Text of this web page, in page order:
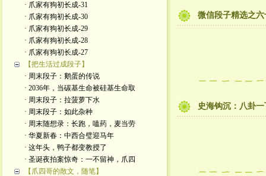
· 爪家有狗初长成-31
· 爪家有狗初长成-30
· 爪家有狗初长成-29
· 爪家有狗初长成-28
· 爪家有狗初长成-27
【把生活过成段子】
· 周末段子：鹅蛋的传说
· 2036年，当碳基生命被硅基生命取
· 周末段子：拉菠萝下水
· 周末段子：如此杂种
· 周末随想录：长跑，嗑药，麦当劳
· 华夏新春：中西合璧迎马年
· 这年头，鸭子都变教授了
· 圣诞夜拍案惊奇：一不留神，爪四
【爪四哥的散文，随笔】
微信段子精选之
史海钩沉：八卦